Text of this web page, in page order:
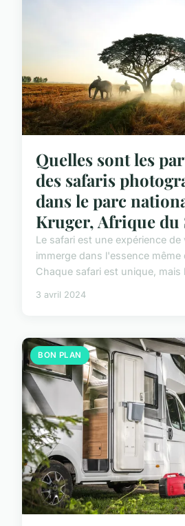
Quelles sont les
des safaris
dans le parc
Kruger, Afrique du
Le safari est une expérience de
immerge dans l'essence même
Chaque safari est unique, mais
3 avril 2024
BON PLAN